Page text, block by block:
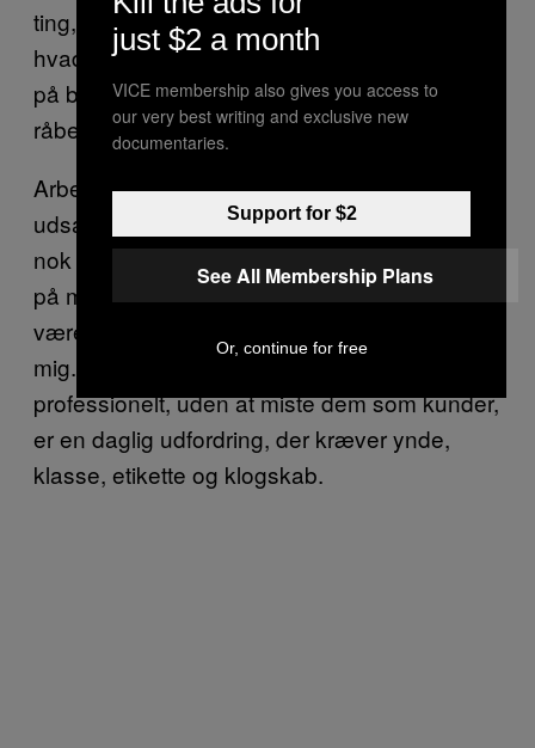
ting, når de bliver fulde. Er du kvinde, ved du,
hvad jeg mener. Selvom man ikke arbejder
på bar, er der fremmede, der pifter af en eller
råber ting.
Arbejder man på en bar, er man bare mere
udsat overfor den slags opførsel, og det er
nok derfor min mor — der i dag hjælper mig
på min bar — altid har lært mig, at jeg skal
være tykhudet og ikke tage sådan noget til
mig. Men at håndtere den slags mænd
professionelt, uden at miste dem som kunder,
er en daglig udfordring, der kræver ynde,
klasse, etikette og klogskab.
just $2 a month
VICE membership also gives you access to
our very best writing and exclusive new
documentaries.
Support for $2
See All Membership Plans
Or, continue for free